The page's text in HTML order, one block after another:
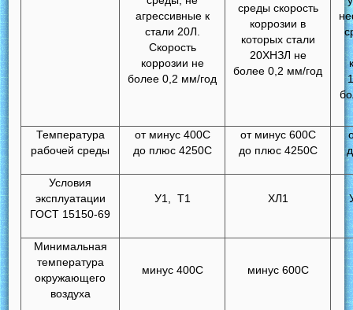
агрессивные к
стали 20Л.
Скорость
коррозии не
более 0,2 мм/год
среды скорость
коррозии в
которых стали
20ХНЗЛ не
более 0,2 мм/год
Температура
рабочей среды
от минус 400С
до плюс 4250С
от минус 600С
до плюс 4250С
Условия
эксплуатации
ГОСТ 15150-69
У1, Т1 ХЛ1
Минимальная
температура
окружающего
воздуха
минус 400С минус 600С